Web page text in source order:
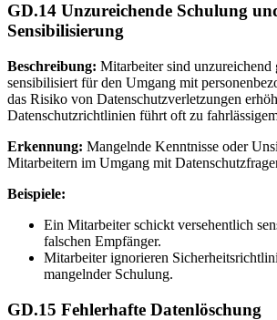
GD.14 Unzureichende Schulung
Sensibilisierung
Beschreibung: Mitarbeiter sind unzureichend
sensibilisiert für den Umgang mit
das Risiko von Datenschutzverletzungen
Datenschutzrichtlinien führt oft zu
Erkennung: Mangelnde Kenntnisse oder
Mitarbeitern im Umgang mit
Beispiele:
Ein Mitarbeiter schickt versehentlich
falschen Empfänger.
Mitarbeiter ignorieren
mangelnder Schulung.
GD.15 Fehlerhafte Datenlöschung